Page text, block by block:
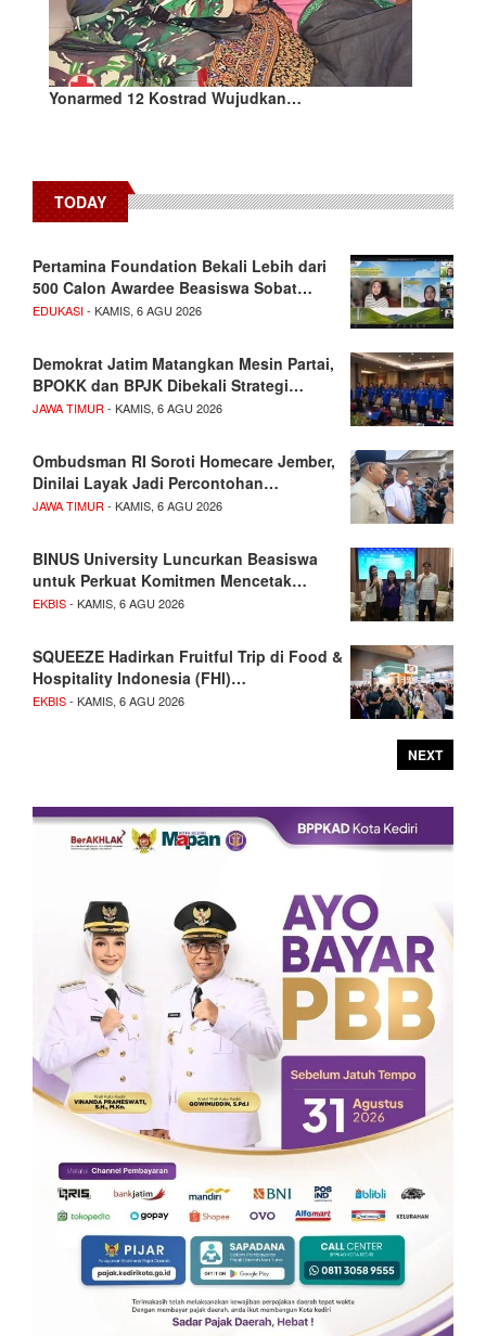
Yonarmed 12 Kostrad Wujudkan…
TODAY
Pertamina Foundation Bekali Lebih dari
500 Calon Awardee Beasiswa Sobat…
EDUKASI- KAMIS, 6 AGU 2026
Demokrat Jatim Matangkan Mesin Partai,
BPOKK dan BPJK Dibekali Strategi…
JAWA TIMUR- KAMIS, 6 AGU 2026
Ombudsman RI Soroti Homecare Jember,
Dinilai Layak Jadi Percontohan…
JAWA TIMUR- KAMIS, 6 AGU 2026
BINUS University Luncurkan Beasiswa
untuk Perkuat Komitmen Mencetak…
EKBIS- KAMIS, 6 AGU 2026
SQUEEZE Hadirkan Fruitful Trip di Food &
Hospitality Indonesia (FHI)…
EKBIS- KAMIS, 6 AGU 2026
NEXT